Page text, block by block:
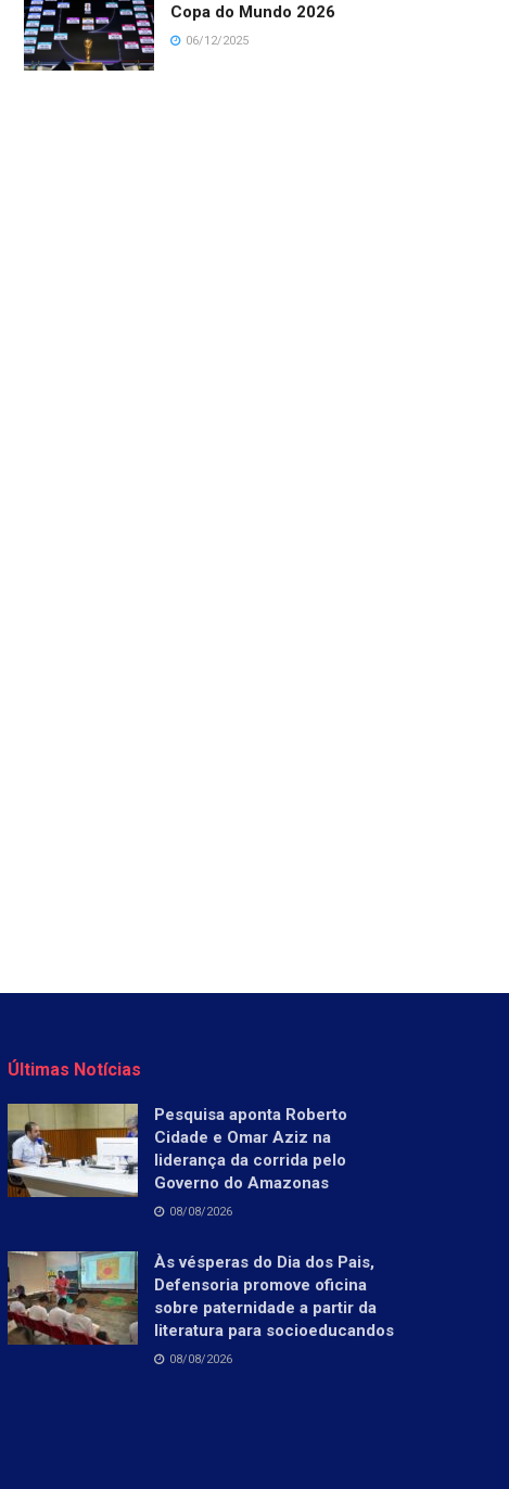
Copa do Mundo 2026
06/12/2025
Últimas Notícias
Pesquisa aponta Roberto
Cidade e Omar Aziz na
liderança da corrida pelo
Governo do Amazonas
08/08/2026
Às vésperas do Dia dos Pais,
Defensoria promove oficina
sobre paternidade a partir da
literatura para socioeducandos
08/08/2026